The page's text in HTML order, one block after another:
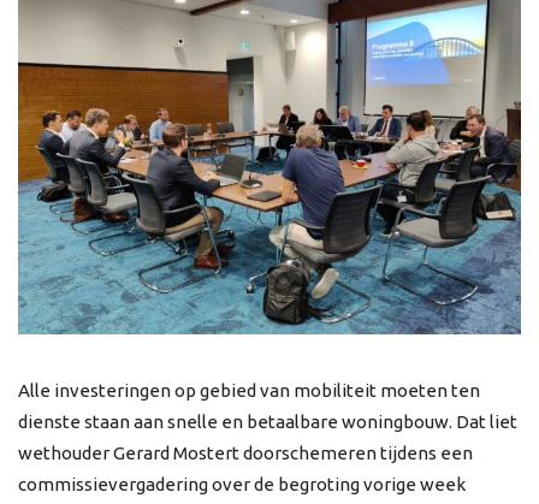
Alle investeringen op gebied van mobiliteit moeten ten
dienste staan aan snelle en betaalbare woningbouw. Dat liet
wethouder Gerard Mostert doorschemeren tijdens een
commissievergadering over de begroting vorige week